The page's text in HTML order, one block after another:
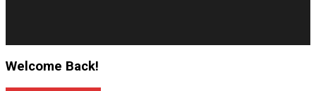
Welcome Back!